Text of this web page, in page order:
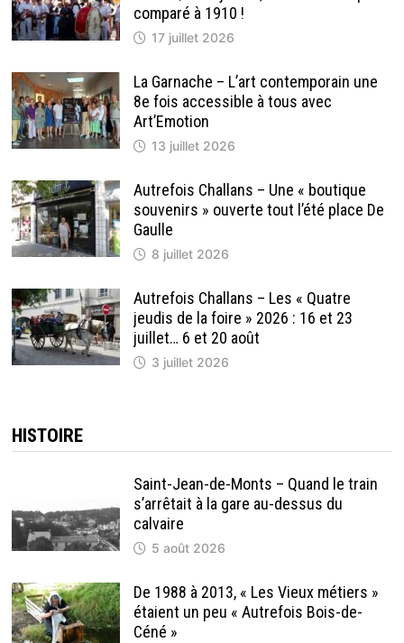
comparé à 1910 !
17 juillet 2026
La Garnache – L’art contemporain une
8e fois accessible à tous avec
Art’Emotion
13 juillet 2026
Autrefois Challans – Une « boutique
souvenirs » ouverte tout l’été place De
Gaulle
8 juillet 2026
Autrefois Challans – Les « Quatre
jeudis de la foire » 2026 : 16 et 23
juillet… 6 et 20 août
3 juillet 2026
HISTOIRE
Saint-Jean-de-Monts – Quand le train
s’arrêtait à la gare au-dessus du
calvaire
5 août 2026
De 1988 à 2013, « Les Vieux métiers »
étaient un peu « Autrefois Bois-de-
Céné »